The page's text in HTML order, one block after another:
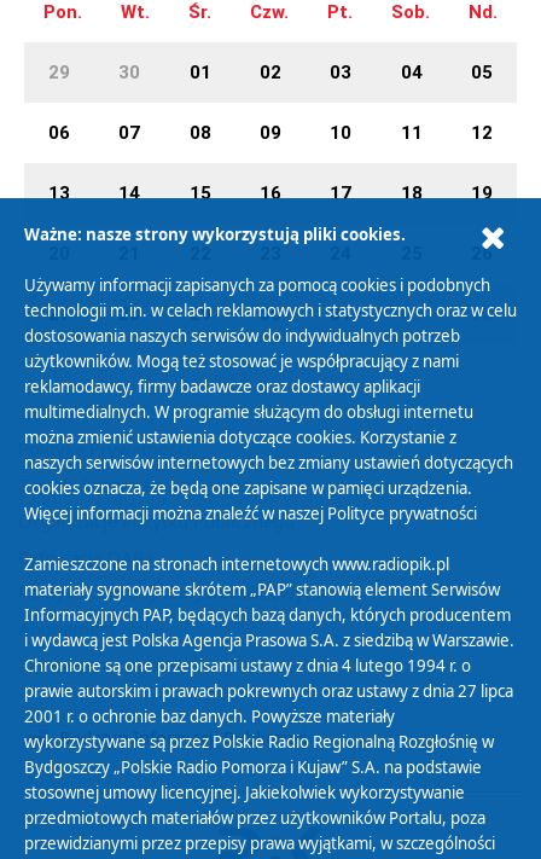
Pon. Wt. Śr. Czw. Pt. Sob. Nd.
29 30 01 02 03 04 05
06 07 08 09 10 11 12
13 14 15 16 17 18 19
26
27 28 29 30 31 01 02
Polityka Prywatności
Zasady korzystania z Serwisu
Organizacje Pożytku Publicznego
Cyfryzacja DAB+
Polityka ochrony danych osobowych
Abonament
Zamówienia publiczne
Biuletyn Informacji Publicznej
Ważne: nasze strony wykorzystują pliki cookies.
Używamy informacji zapisanych za pomocą cookies i podobnych
technologii m.in. w celach reklamowych i statystycznych oraz w celu
dostosowania naszych serwisów do indywidualnych potrzeb
użytkowników. Mogą też stosować je współpracujący z nami
reklamodawcy, firmy badawcze oraz dostawcy aplikacji
multimedialnych. W programie służącym do obsługi internetu
można zmienić ustawienia dotyczące cookies. Korzystanie z
naszych serwisów internetowych bez zmiany ustawień dotyczących
cookies oznacza, że będą one zapisane w pamięci urządzenia.
Więcej informacji można znaleźć w naszej Polityce prywatności
Zamieszczone na stronach internetowych www.radiopik.pl
materiały sygnowane skrótem „PAP” stanowią element Serwisów
Informacyjnych PAP, będących bazą danych, których producentem
i wydawcą jest Polska Agencja Prasowa S.A. z siedzibą w Warszawie.
Chronione są one przepisami ustawy z dnia 4 lutego 1994 r. o
prawie autorskim i prawach pokrewnych oraz ustawy z dnia 27 lipca
2001 r. o ochronie baz danych. Powyższe materiały
wykorzystywane są przez Polskie Radio Regionalną Rozgłośnię w
Bydgoszczy „Polskie Radio Pomorza i Kujaw” S.A. na podstawie
stosownej umowy licencyjnej. Jakiekolwiek wykorzystywanie
przedmiotowych materiałów przez użytkowników Portalu, poza
przewidzianymi przez przepisy prawa wyjątkami, w szczególności